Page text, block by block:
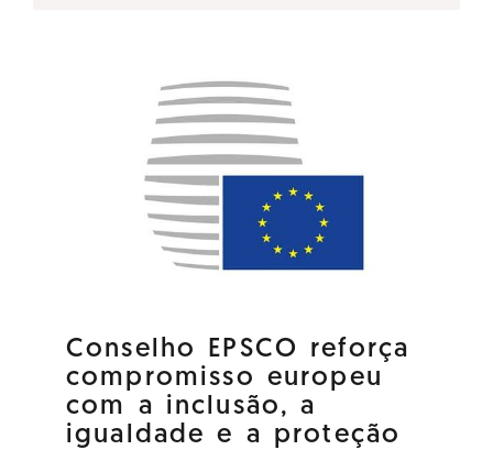
Conselho EPSCO reforça
compromisso europeu
com a inclusão, a
igualdade e a proteção